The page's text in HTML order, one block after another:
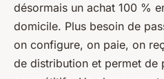
désormais un achat 100 %
domicile. Plus besoin de
on configure, on paie, on
de distribution et permet de